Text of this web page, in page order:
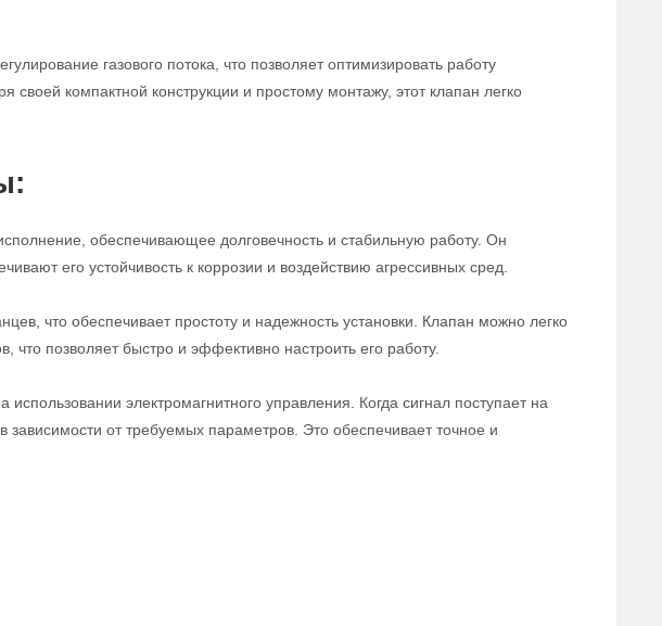
газового потока, что позволяет оптимизировать работу
компактной конструкции и простому монтажу, этот клапан легко
обеспечивающее долговечность и стабильную работу. Он
его устойчивость к коррозии и воздействию агрессивных сред.
что обеспечивает простоту и надежность установки. Клапан можно легко
позволяет быстро и эффективно настроить его работу.
электромагнитного управления. Когда сигнал поступает на
зависимости от требуемых параметров. Это обеспечивает точное и